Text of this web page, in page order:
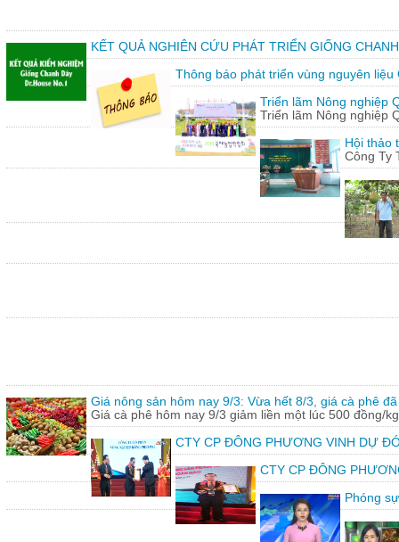
KẾT QUẢ NGHIÊN CỨU PHÁT TRIỂN GIỐNG
Thông báo phát triển vùng nguyên liệu
Triển lãm Nông nghiệp
Triển lãm Nông nghiệp
Hội thảo
Công Ty
Giá nông sản hôm nay 9/3: Vừa hết 8/3, giá cà phê
Giá cà phê hôm nay 9/3 giảm liền một lúc 500 đồng/
CTY CP ĐÔNG PHƯƠNG VINH DỰ
CTY CP ĐÔNG
Phóng